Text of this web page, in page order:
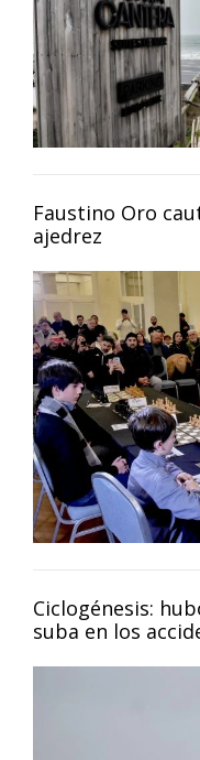
Faustino Oro
ajedrez
Ciclogénesis:
suba en los